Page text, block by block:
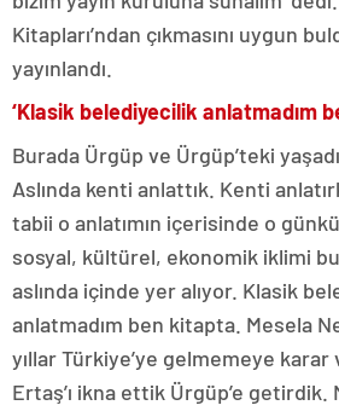
Kitapları’ndan çıkmasını uygun
yayınlandı.
‘Klasik belediyecilik anlatmadım
Burada Ürgüp ve Ürgüp’teki
Aslında kenti anlattık. Kenti
tabii o anlatımın içerisinde o
sosyal, kültürel, ekonomik iklimi
aslında içinde yer alıyor. Klasik
anlatmadım ben kitapta. Mesela
yıllar Türkiye’ye gelmemeye
Ertaş’ı ikna ettik Ürgüp’e